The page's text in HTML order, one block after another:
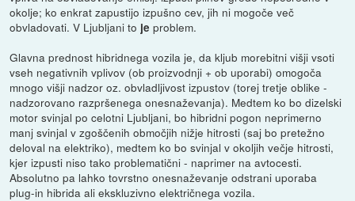
okolje; ko enkrat zapustijo izpušno cev, jih ni mogoče več
obvladovati. V Ljubljani to je problem.
Glavna prednost hibridnega vozila je, da kljub morebitni višji vsoti
vseh negativnih vplivov (ob proizvodnji + ob uporabi) omogoča
mnogo višji nadzor oz. obvladljivost izpustov (torej tretje oblike -
nadzorovano razpršenega onesnaževanja). Medtem ko bo dizelski
motor svinjal po celotni Ljubljani, bo hibridni pogon neprimerno
manj svinjal v zgoščenih območjih nižje hitrosti (saj bo pretežno
deloval na elektriko), medtem ko bo svinjal v okoljih večje hitrosti,
kjer izpusti niso tako problematični - naprimer na avtocesti.
Absolutno pa lahko tovrstno onesnaževanje odstrani uporaba
plug-in hibrida ali ekskluzivno električnega vozila.